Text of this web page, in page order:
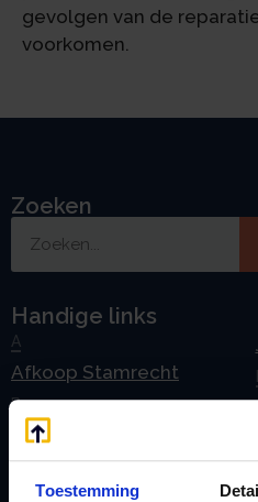
Toestemming
gevolgen van de
voorkomen.
Zoeken
Handige links
A
Afkoop Stamrecht
B
Belastingdienst